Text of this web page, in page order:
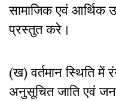
सामाजिक एवं आर्थिक
प्रस्तुत करे।
(ख) वर्तमान स्थिति में
अनुसूचित जाति एवं